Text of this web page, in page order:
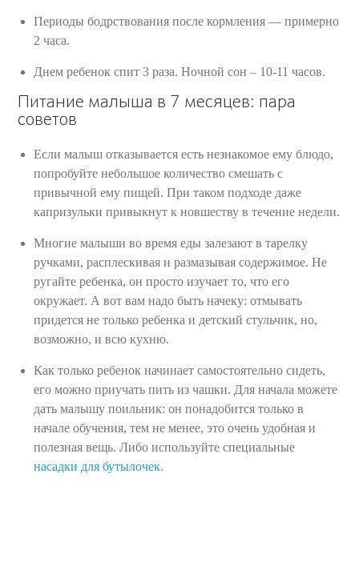
Периоды бодрствования после кормления — примерно
2 часа.
Днем ребенок спит 3 раза. Ночной сон – 10-11 часов.
Питание малыша в 7 месяцев: пара
советов
Если малыш отказывается есть незнакомое ему блюдо,
попробуйте небольшое количество смешать с
привычной ему пищей. При таком подходе даже
капризульки привыкнут к новшеству в течение недели.
Многие малыши во время еды залезают в тарелку
ручками, расплескивая и размазывая содержимое. Не
ругайте ребенка, он просто изучает то, что его
окружает. А вот вам надо быть начеку: отмывать
придется не только ребенка и детский стульчик, но,
возможно, и всю кухню.
Как только ребенок начинает самостоятельно сидеть,
его можно приучать пить из чашки. Для начала можете
дать малышу поильник: он понадобится только в
начале обучения, тем не менее, это очень удобная и
полезная вещь. Либо используйте специальные
насадки для бутылочек.